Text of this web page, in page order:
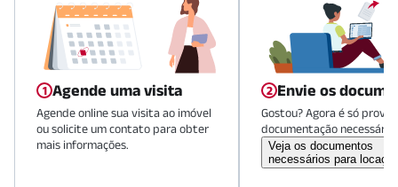
Agende uma visita
Agende online sua visita ao imóvel
ou solicite um contato para obter
mais informações.
Envie os
Gostou? Agora é só
documentação necessária.
Veja os documentos
necessários para